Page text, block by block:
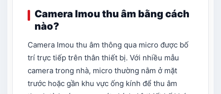
Camera Imou thu âm bằng cách
nào?
Camera Imou thu âm thông qua micro được bố
trí trực tiếp trên thân thiết bị. Với nhiều mẫu
camera trong nhà, micro thường nằm ở mặt
trước hoặc gần khu vực ống kính để thu âm